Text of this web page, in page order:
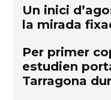
Un inici
la mirada
Per primer
estudien
Tarragona